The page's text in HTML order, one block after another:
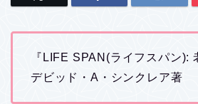
『LIFE SPAN(ライフスパン):
デビッド・A・シンクレア著